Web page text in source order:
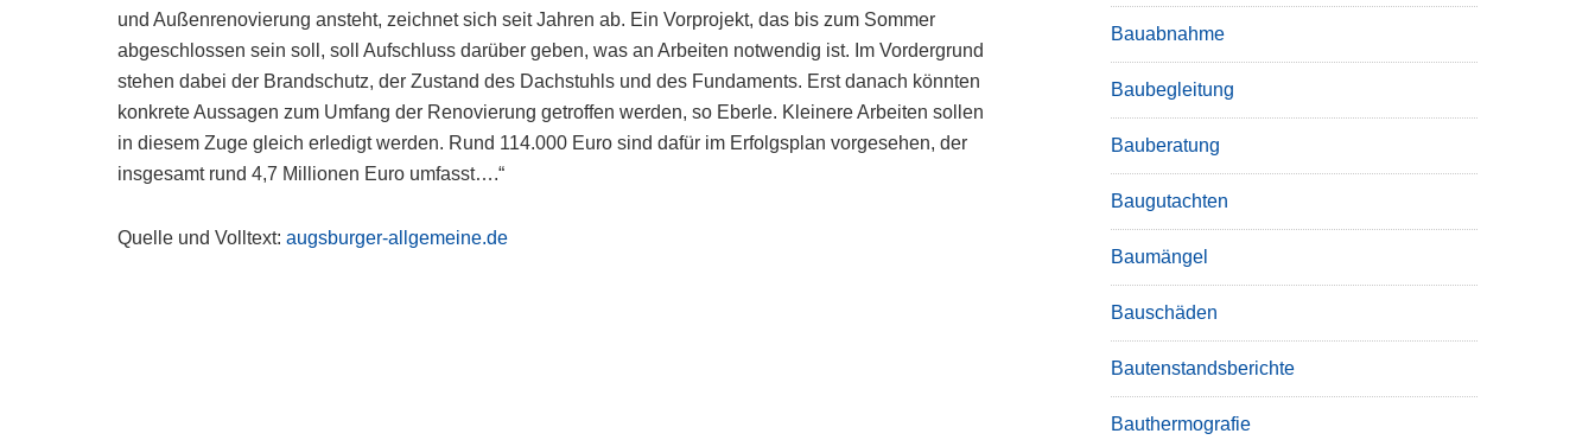
und Außenrenovierung ansteht, zeichnet sich seit Jahren ab. Ein Vorprojekt, das bis zum Sommer
abgeschlossen sein soll, soll Aufschluss darüber geben, was an Arbeiten notwendig ist. Im Vordergrund
stehen dabei der Brandschutz, der Zustand des Dachstuhls und des Fundaments. Erst danach könnten
konkrete Aussagen zum Umfang der Renovierung getroffen werden, so Eberle. Kleinere Arbeiten sollen
in diesem Zuge gleich erledigt werden. Rund 114.000 Euro sind dafür im Erfolgsplan vorgesehen, der
insgesamt rund 4,7 Millionen Euro umfasst….“
Quelle und Volltext:augsburger-allgemeine.de
Bauabnahme
Baubegleitung
Bauberatung
Baugutachten
Baumängel
Bauschäden
Bautenstandsberichte
Bauthermografie